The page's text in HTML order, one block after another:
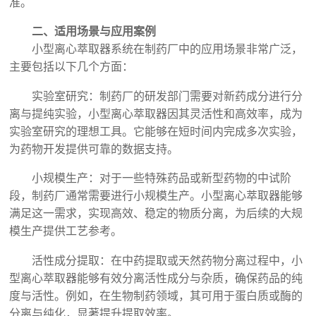
准。
二、适用场景与应用案例
小型离心萃取器系统在制药厂中的应用场景非常广泛，
主要包括以下几个方面：
实验室研究：制药厂的研发部门需要对新药成分进行分
离与提纯实验，小型离心萃取器因其灵活性和高效率，成为
实验室研究的理想工具。它能够在短时间内完成多次实验，
为药物开发提供可靠的数据支持。
小规模生产：对于一些特殊药品或新型药物的中试阶
段，制药厂通常需要进行小规模生产。小型离心萃取器能够
满足这一需求，实现高效、稳定的物质分离，为后续的大规
模生产提供工艺参考。
活性成分提取：在中药提取或天然药物分离过程中，小
型离心萃取器能够有效分离活性成分与杂质，确保药品的纯
度与活性。例如，在生物制药领域，其可用于蛋白质或酶的
分离与纯化，显著提升提取效率。